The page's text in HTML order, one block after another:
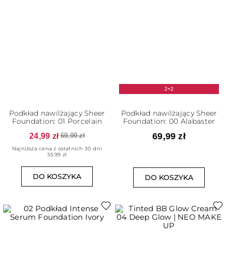
Podkład nawilżający Sheer
Foundation: 01 Porcelain
24,99 zł 69,99 zł
Najniższa cena z ostatnich 30 dni
55.99 zł
DO KOSZYKA
2+2
Podkład nawilżający Sheer
Foundation: 00 Alabaster
69,99 zł
DO KOSZYKA